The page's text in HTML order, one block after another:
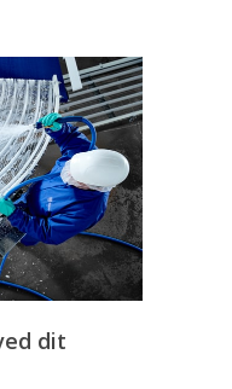
dit